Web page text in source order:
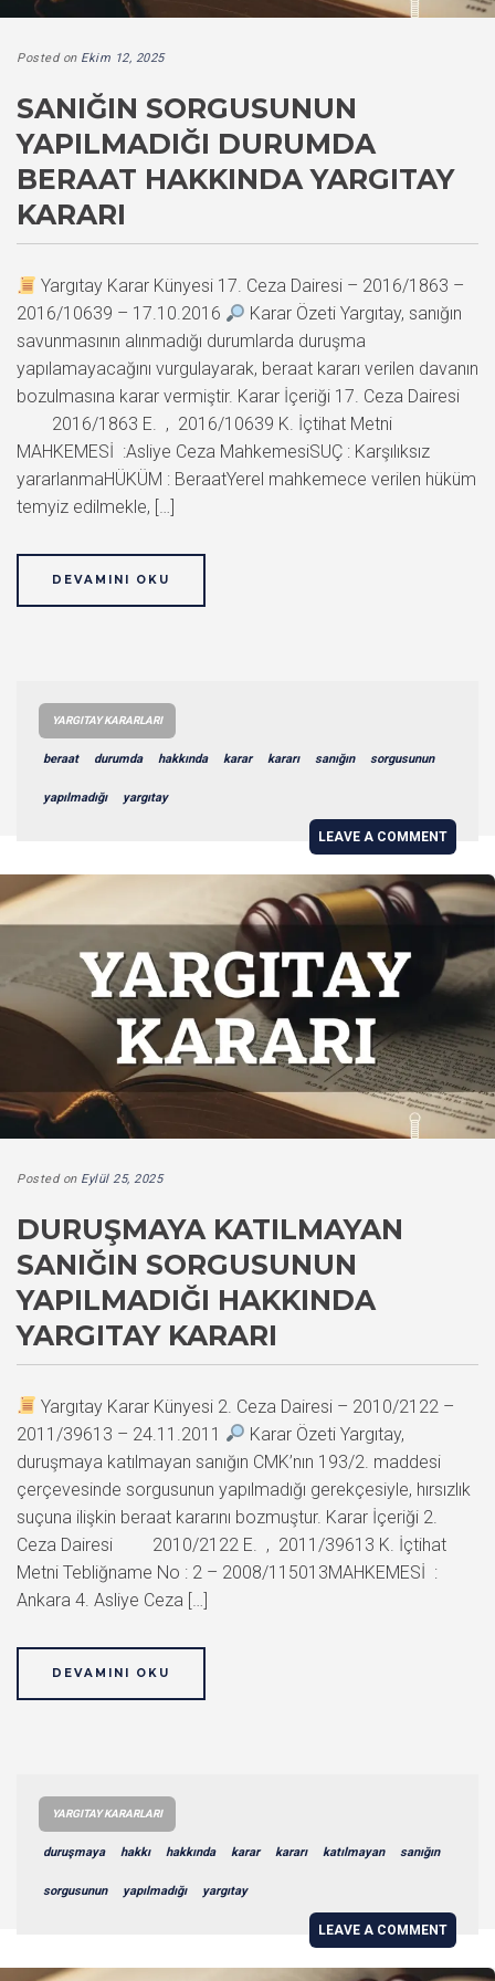
Posted on Ekim 12, 2025
SANIĞIN SORGUSUNUN
YAPILMADIĞI DURUMDA
BERAAT HAKKINDA YARGITAY
KARARI
Yargıtay Karar Künyesi 17. Ceza Dairesi – 2016/1863 –
2016/10639 – 17.10.2016
Karar Özeti Yargıtay, sanığın
savunmasının alınmadığı durumlarda duruşma
yapılamayacağını vurgulayarak, beraat kararı verilen davanın
bozulmasına karar vermiştir. Karar İçeriği 17. Ceza Dairesi
2016/1863 E. , 2016/10639 K. İçtihat Metni
MAHKEMESİ :Asliye Ceza MahkemesiSUÇ : Karşılıksız
yararlanmaHÜKÜM : BeraatYerel mahkemece verilen hüküm
temyiz edilmekle, […]
DEVAMINI OKU
YARGITAY KARARLARI
beraat durumda hakkında karar kararı sanığın sorgusunun
yapılmadığı yargıtay
LEAVE A COMMENT
Posted on Eylül 25, 2025
DURUŞMAYA KATILMAYAN
SANIĞIN SORGUSUNUN
YAPILMADIĞI HAKKINDA
YARGITAY KARARI
Yargıtay Karar Künyesi 2. Ceza Dairesi – 2010/2122 –
2011/39613 – 24.11.2011
Karar Özeti Yargıtay,
duruşmaya katılmayan sanığın CMK’nın 193/2. maddesi
çerçevesinde sorgusunun yapılmadığı gerekçesiyle, hırsızlık
suçuna ilişkin beraat kararını bozmuştur. Karar İçeriği 2.
Ceza Dairesi 2010/2122 E. , 2011/39613 K. İçtihat
Metni Tebliğname No : 2 – 2008/115013MAHKEMESİ :
Ankara 4. Asliye Ceza […]
DEVAMINI OKU
YARGITAY KARARLARI
duruşmaya hakkı hakkında karar kararı katılmayan sanığın
sorgusunun yapılmadığı yargıtay
LEAVE A COMMENT